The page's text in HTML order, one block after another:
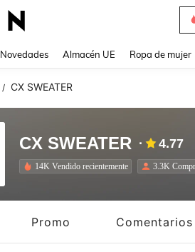
Novedades Almacén UE Ropa de mujer
/ CX SWEATER
CX SWEATER 4.77
14K Vendido recientemente 3.3K
Promo Comentarios